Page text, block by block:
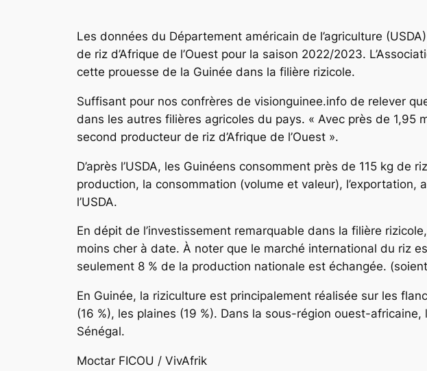
Les données du Département américain de l’agriculture
de riz d’Afrique de l’Ouest pour la saison 2022/2023.
cette prouesse de la Guinée dans la filière rizicole.
Suffisant pour nos confrères de visionguinee.info de relever
dans les autres filières agricoles du pays. « Avec près de 1,95
second producteur de riz d’Afrique de l’Ouest ».
D’après l’USDA, les Guinéens consomment près de 115 kg
production, la consommation (volume et valeur),
l’USDA.
En dépit de l’investissement remarquable dans la filière
moins cher à date. À noter que le marché international du riz
seulement 8 % de la production nationale est échangée.
En Guinée, la riziculture est principalement réalisée sur les
(16 %), les plaines (19 %). Dans la sous-région ouest-
Sénégal.
Moctar FICOU / VivAfrik